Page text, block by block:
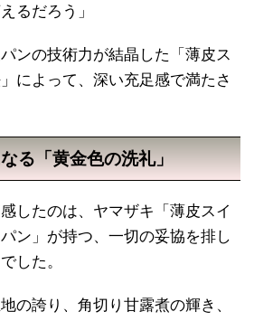
るだろう」
ンの技術力が結晶した「薄皮ス
によって、深い充足感で満たさ
る「黄金色の洗礼」
したのは、ヤマザキ「薄皮スイ
ン」が持つ、一切の妥協を排し
した。
の誇り、角切り甘露煮の輝き、